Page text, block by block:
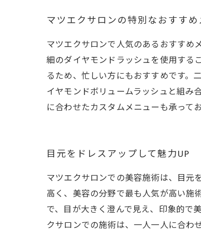
マツエクサロンの特別なおすすめ
マツエクサロンで人気のあるおすすめ
細のダイヤモンドラッシュを使用する
るため、忙しい方にもおすすめです。
イヤモンドボリュームラッシュと組み
に合わせたカスタムメニューも承って
目元をドレスアップして魅力UP
マツエクサロンでの美容施術は、目元
高く、美容の分野で最も人気が高い施
で、目が大きく澄んで見え、印象的で
クサロンでの施術は、一人一人に合わ